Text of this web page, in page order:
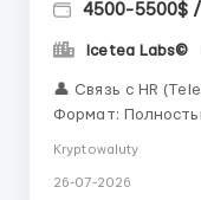
4500-5500$
Icetea Labs©
👤 Связь с HR
Формат: Полностью удалённо
управлять этим
Kryptowaluty
26-07-2026